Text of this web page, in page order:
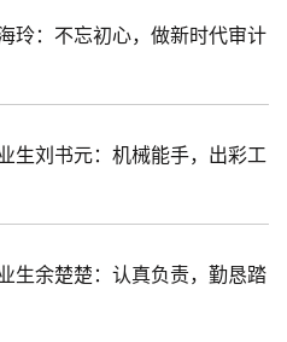
玲：不忘初心，做新时代审计
生刘书元：机械能手，出彩工
生余楚楚：认真负责，勤恳踏